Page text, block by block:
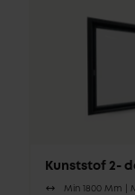
Kunststof 2-
Min 1800 Mm |